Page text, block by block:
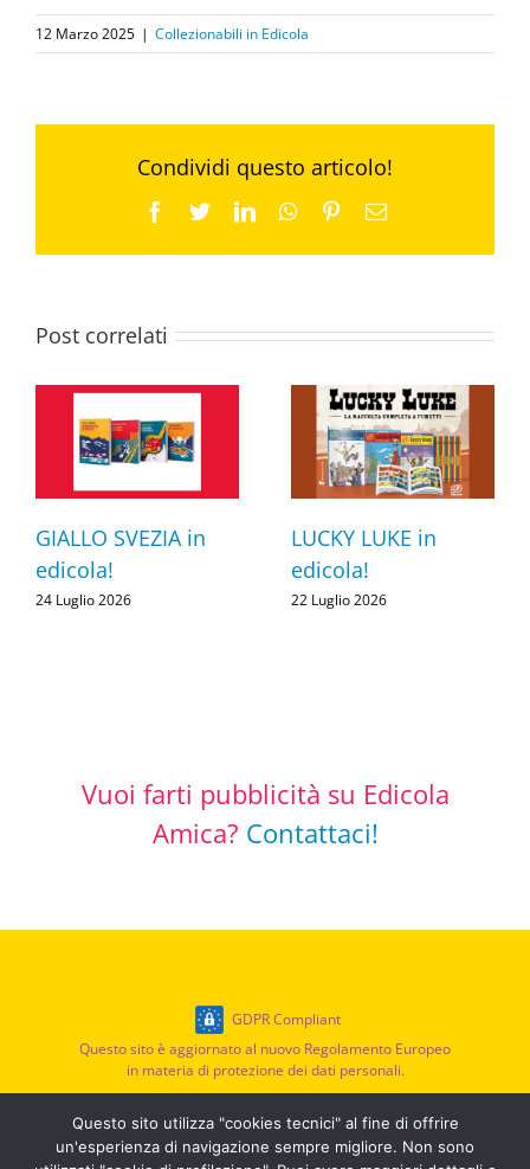
12 Marzo 2025 | Collezionabili in Edicola
Condividi questo articolo!
Facebook
TwitterLinkedInWhatsApp
PinterestEmail
Post correlati
GIALLO SVEZIA in
edicola!
24 Luglio 2026
LUCKY LUKE in
edicola!
22 Luglio 2026
Vuoi farti pubblicità su Edicola
Amica? Contattaci!
GDPR Compliant
Questo sito è aggiornato al nuovo Regolamento Europeo
in materia di protezione dei dati personali.
Questo sito utilizza "cookies tecnici" al fine di offrire
un'esperienza di navigazione sempre migliore. Non sono